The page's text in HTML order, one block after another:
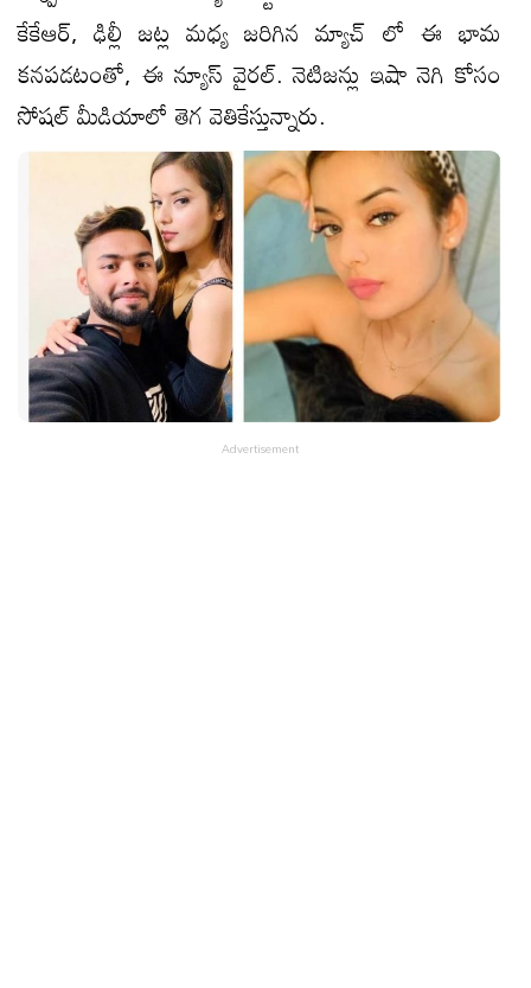
కేకేఆర్, ఢిల్లీ జట్ల మధ్య జరిగిన మ్యాచ్ లో ఈ భామ
కనపడటంతో, ఈ న్యూస్ వైరల్. నెటిజన్లు ఇషా నెగి కోసం
సోషల్ మీడియాలో తెగ వెతికేస్తున్నారు.